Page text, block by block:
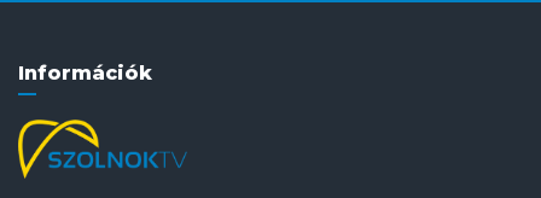
Információk